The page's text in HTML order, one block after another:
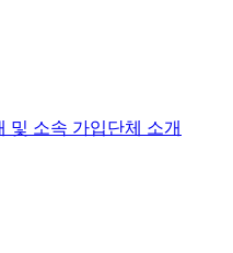
및 소속 가입단체 소개